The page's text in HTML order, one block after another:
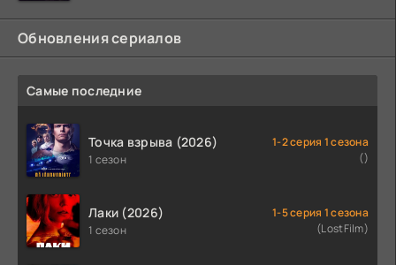
Обновления сериалов
Самые последние
Точка взрыва (2026)
1 сезон
1-2 серия 1 сезона
()
Лаки (2026)
1 сезон
1-5 серия 1 сезона
(LostFilm)